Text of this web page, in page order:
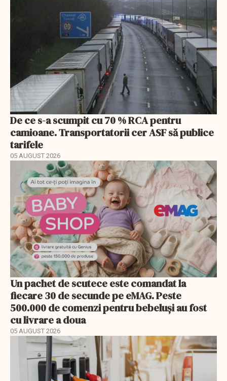
De ce s-a scumpit cu 70 % RCA pentru
camioane. Transportatorii cer ASF să publice
tarifele
05 AUGUST 2026
Un pachet de scutece este comandat la
fiecare 30 de secunde pe eMAG. Peste
500.000 de comenzi pentru bebeluși au fost
cu livrare a doua
05 AUGUST 2026